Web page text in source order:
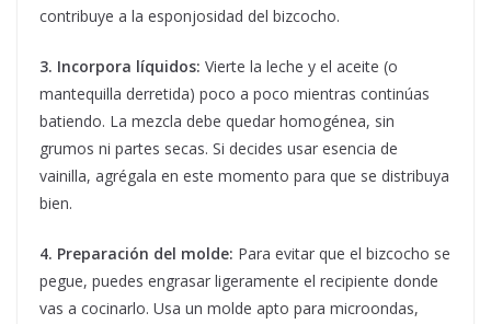
contribuye a la esponjosidad del bizcocho.
3. Incorpora líquidos: Vierte la leche y el aceite (o
mantequilla derretida) poco a poco mientras continúas
batiendo. La mezcla debe quedar homogénea, sin
grumos ni partes secas. Si decides usar esencia de
vainilla, agrégala en este momento para que se distribuya
bien.
4. Preparación del molde: Para evitar que el bizcocho se
pegue, puedes engrasar ligeramente el recipiente donde
vas a cocinarlo. Usa un molde apto para microondas,